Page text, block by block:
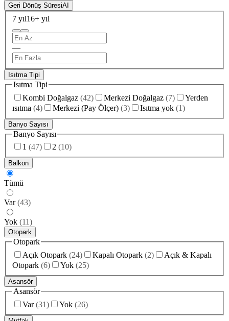
Geri Dönüş SüresiAI
7 yıl16+ yıl
—
Isıtma Tipi
Isıtma Tipi
Kombi Doğalgaz (42) Merkezi Doğalgaz (7)
Yerden
ısıtma (4) Merkezi (Pay Ölçer) (3) Isıtma yok (1)
Banyo Sayısı
Banyo Sayısı
1 (47) 2 (10)
Balkon
Tümü
Var (43)
Yok (11)
Otopark
Otopark
Açık Otopark (24) Kapalı Otopark (2)
Açık & Kapalı
Otopark (6) Yok (25)
Asansör
Asansör
Var (31) Yok (26)